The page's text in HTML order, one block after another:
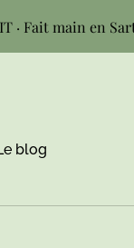
· Fait main en
blog